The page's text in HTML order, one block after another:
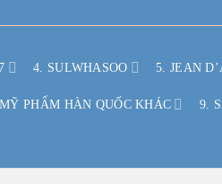
4. SULWHASOO 5. JEAN
PHẨM HÀN QUỐC KHÁC 9.